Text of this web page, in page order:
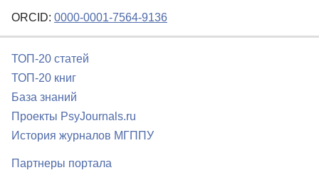
ORCID: 0000-0001-7564-9136
ТОП-20 статей
ТОП-20 книг
База знаний
Проекты PsyJournals.ru
История журналов МГППУ
Партнеры портала